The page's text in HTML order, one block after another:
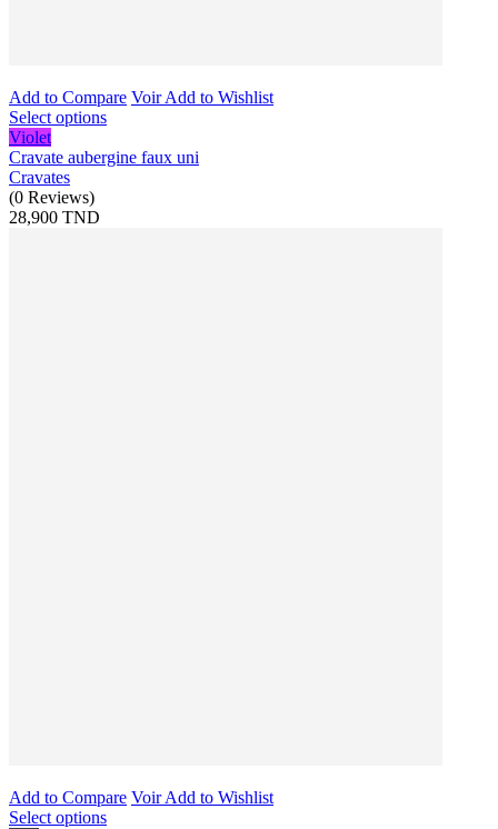
Add to Compare VoirAdd to Wishlist
Select options
Violet
Cravate aubergine faux uni
Cravates
(0 Reviews)
28,900 TND
Add to Compare VoirAdd to Wishlist
Select options